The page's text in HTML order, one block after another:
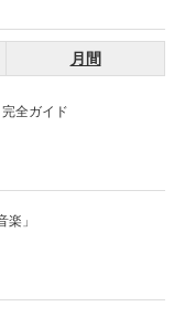
月間
全ガイド
」